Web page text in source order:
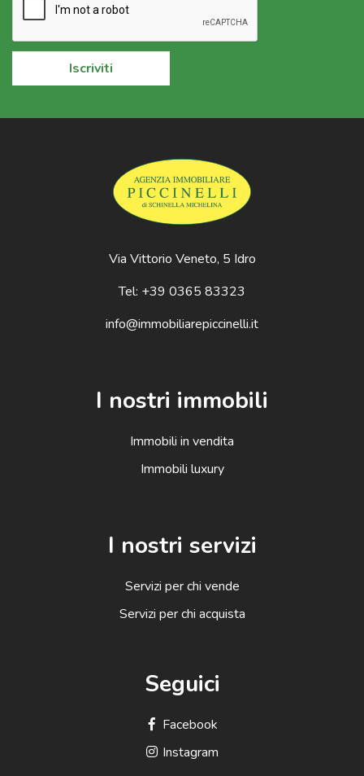
Iscriviti
Via Vittorio Veneto, 5 Idro
Tel: +39 0365 83323
info@immobiliarepiccinelli.it
I nostri immobili
Immobili in vendita
Immobili luxury
I nostri servizi
Servizi per chi vende
Servizi per chi acquista
Seguici
Facebook
Instagram